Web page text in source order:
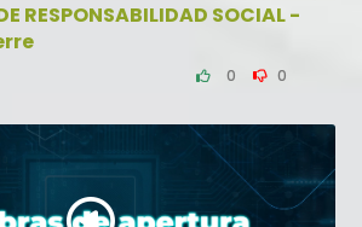
RESPONSABILIDAD SOCIAL -
0 0